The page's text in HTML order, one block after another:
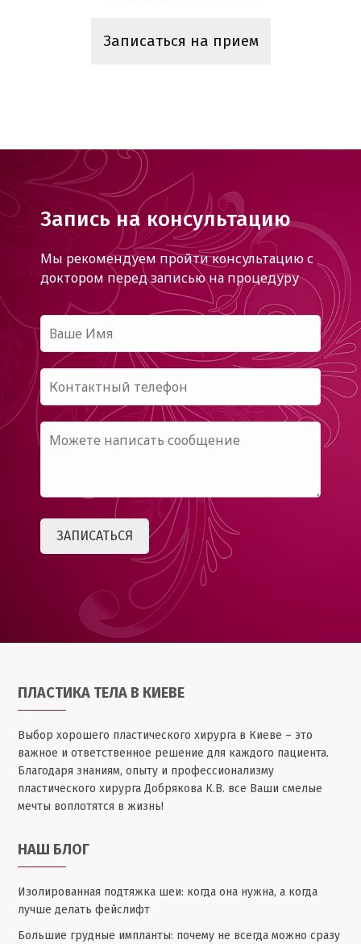
Записаться на прием
Запись на консультацию
Мы рекомендуем пройти консультацию с
доктором перед записью на процедуру
ПЛАСТИКА ТЕЛА В КИЕВЕ
Выбор хорошего пластического хирурга в Киеве – это
важное и ответственное решение для каждого пациента.
Благодаря знаниям, опыту и профессионализму
пластического хирурга Добрякова К.В. все Ваши смелые
мечты воплотятся в жизнь!
НАШ БЛОГ
Изолированная подтяжка шеи: когда она нужна, а когда
лучше делать фейслифт
Большие грудные импланты: почему не всегда можно сразу